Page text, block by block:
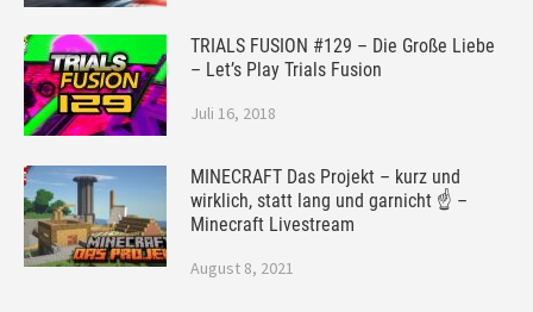
TRIALS FUSION #129 – Die Große Liebe
– Let’s Play Trials Fusion
Juli 16, 2018
MINECRAFT Das Projekt – kurz und
wirklich, statt lang und garnicht ☝ –
Minecraft Livestream
August 8, 2021